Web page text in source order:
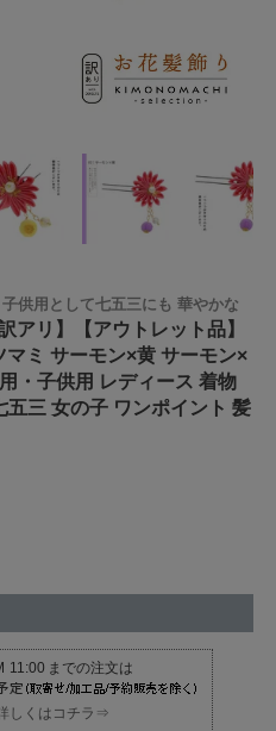
供用として七五三にも 華やかな
アリ】【アウトレット品】
ミ サーモン×黄 サーモン×
・子供用 レディース 着物
三 女の子 ワンポイント 髪
しくはコチラ⇒